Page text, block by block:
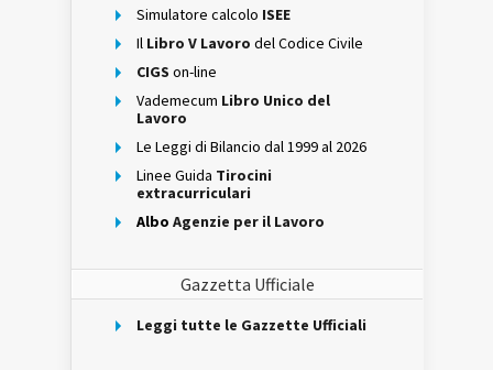
Simulatore calcolo ISEE
Il Libro V Lavoro del Codice Civile
CIGS on-line
Vademecum Libro Unico del
Lavoro
Le Leggi di Bilancio dal 1999 al 2026
Linee Guida Tirocini
extracurriculari
Albo Agenzie per il Lavoro
Gazzetta Ufficiale
Leggi tutte le Gazzette Ufficiali